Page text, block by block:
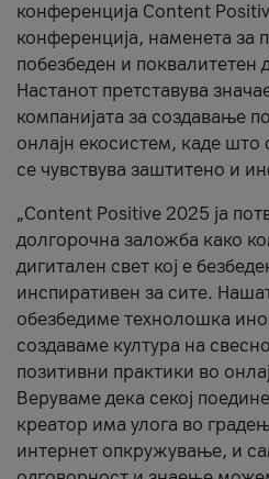
конференција Content
конференција, наменета за
побезбеден и поквалитетен
Настанот претставува
компанијата за создавање
онлајн екосистем, каде што
се чувствува заштитено и
„Content Positive 2025 ја
долгорочна заложба како
дигитален свет кој е
инспиративен за сите.
обезбедиме технолошка
создаваме култура на
позитивни практики во
Веруваме дека секој
креатор има улога во
интернет опкружување, и